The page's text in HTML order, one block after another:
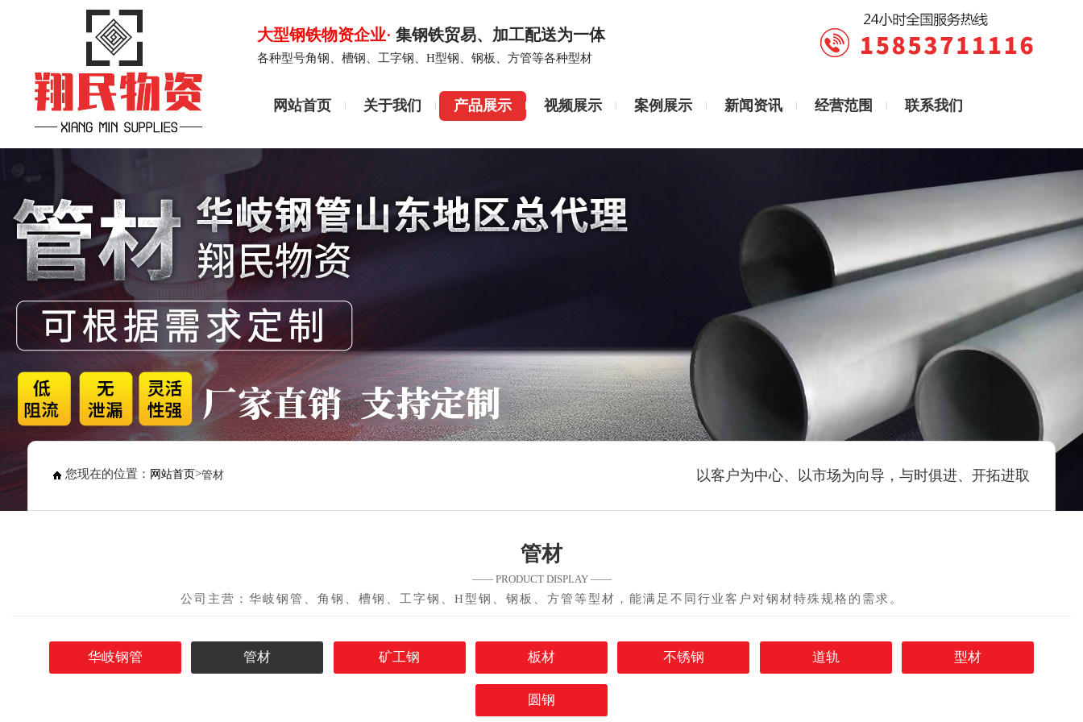
大型钢铁物资企业· 集钢铁贸易、加工配送为一体
各种型号角钢、槽钢、工字钢、H型钢、钢板、方管等各种型材
网站首页 关于我们 产品展示 视频展示 案例展示 新闻资讯 经营范围 联系我们
您现在的位置： 网站首页>管材 以客户为中心、以市场为向导，与时俱进、开拓进取
管材
—— PRODUCT DISPLAY ——
公司主营：华岐钢管、角钢、槽钢、工字钢、H型钢、钢板、方管等型材，能满足不同行业客户对钢材特殊规格的需求。
华岐钢管 管材 矿工钢 板材 不锈钢 道轨 型材
圆钢